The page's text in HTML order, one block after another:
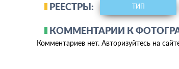
РЕЕСТРЫ: ТИП
КОММЕНТАРИИ К
Комментариев нет. Авторизуйтесь на